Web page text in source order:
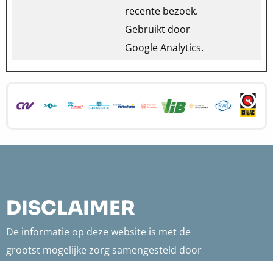
recente bezoek.
Gebruikt door
Google Analytics.
DISCLAIMER
De informatie op deze website is met de
grootst mogelijke zorg samengesteld door